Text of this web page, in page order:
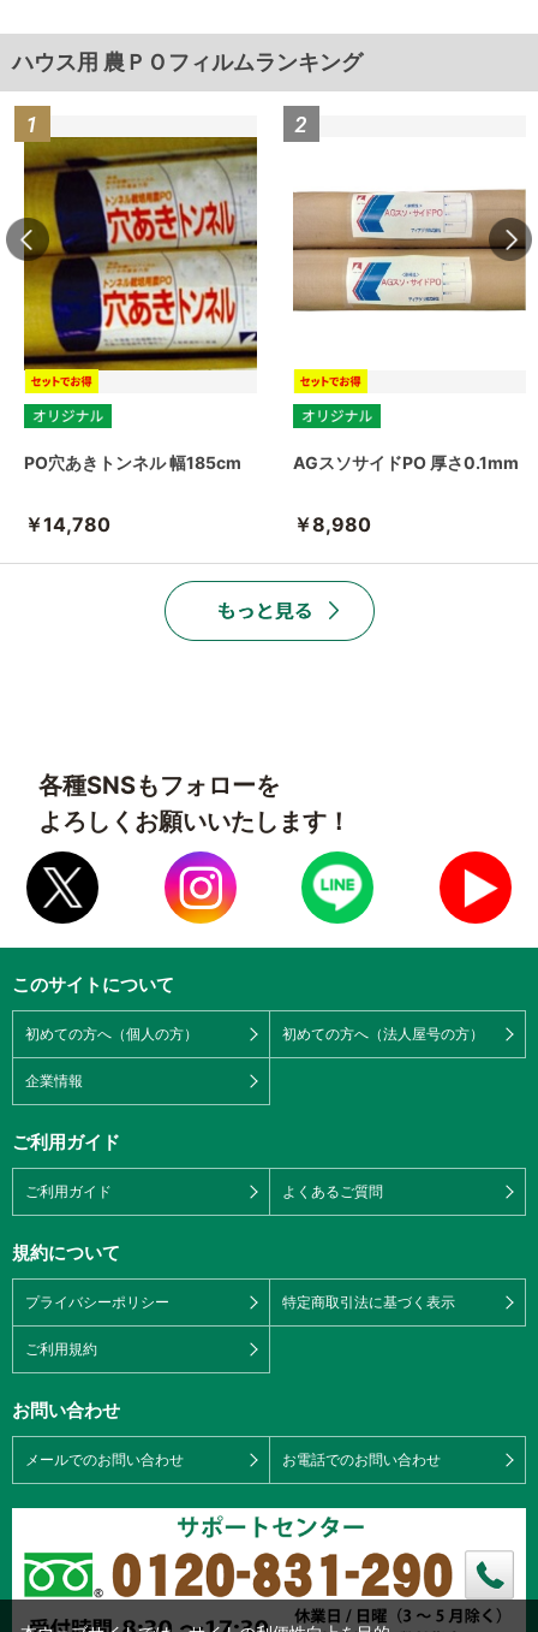
ハウス用 農ＰＯフィルムランキング
PO穴あきトンネル 幅185cm
￥14,780
AGスソサイドPO 厚さ0.1mm
￥8,980
各種SNSもフォローを
よろしくお願いいたします！
このサイトについて
初めての方へ（個人の方） 初めての方へ（法人屋号の方）
企業情報
ご利用ガイド
ご利用ガイド よくあるご質問
規約について
プライバシーポリシー 特定商取引法に基づく表示
ご利用規約
お問い合わせ
メールでのお問い合わせ お電話でのお問い合わせ